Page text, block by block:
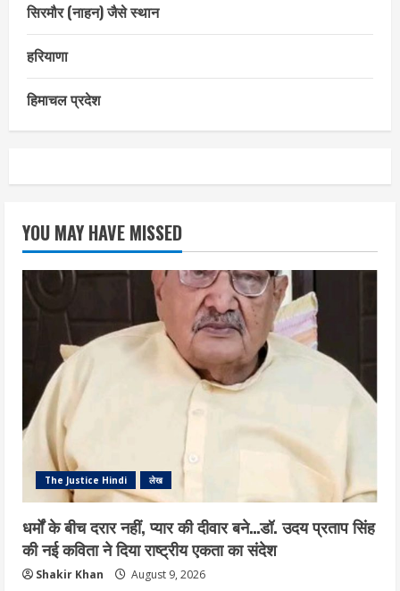
सिरमौर (नाहन) जैसे स्थान
हरियाणा
हिमाचल प्रदेश
YOU MAY HAVE MISSED
The Justice Hindi लेख
धर्मों के बीच दरार नहीं, प्यार की दीवार बने…डॉ. उदय प्रताप सिंह
की नई कविता ने दिया राष्ट्रीय एकता का संदेश
Shakir Khan August 9, 2026